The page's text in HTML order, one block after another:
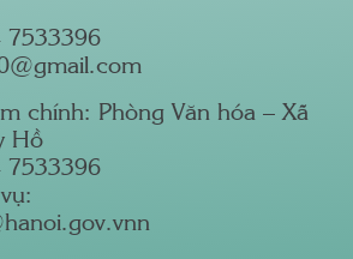
7533396
chính: Phòng Văn hóa – Xã
Hồ
7533396